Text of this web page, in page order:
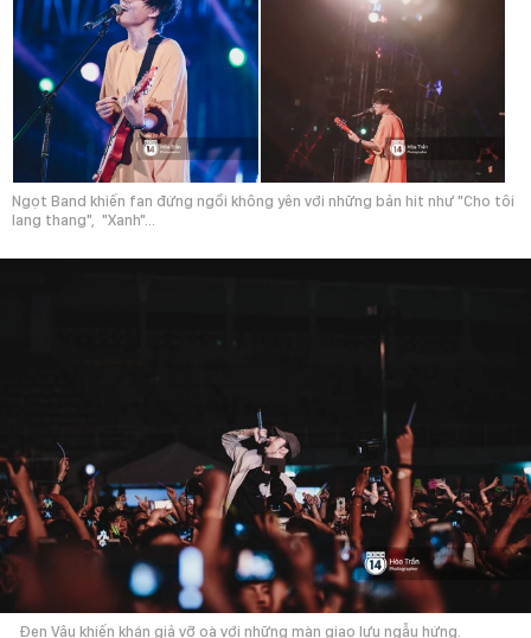
Ngọt Band khiến fan đứng ngồi không yên với những bản hit như "Cho tôi
lang thang", "Xanh"...
Đen Vâu khiến khán giả vỡ oà với những màn giao lưu ngẫu hứng.